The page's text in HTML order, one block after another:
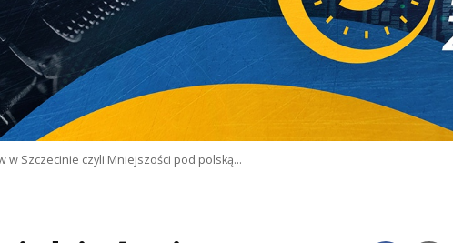
w Szczecinie czyli Mniejszości pod polską…